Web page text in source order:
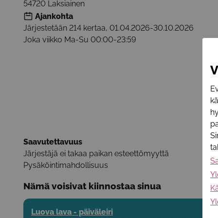
54720 Laksiainen
Ajankohta
Järjestetään 214 kertaa, 01.04.2026-30.10.2026
Joka viikko Ma-Su 00:00-23:59
Saavutettavuus
Järjestäjä ei takaa paikan esteettömyyttä
Pysäköintimahdollisuus
Nämä voisivat kiinnostaa sinua
Luova lava - päiväleiri